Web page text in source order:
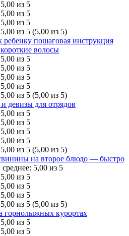
(5,00 из 5)
ребенку пошаговая инструкция
волосы
(5,00 из 5)
девизы для отрядов
(5,00 из 5)
на второе блюдо — быстро
(5,00 из 5)
горнолыжных курортах